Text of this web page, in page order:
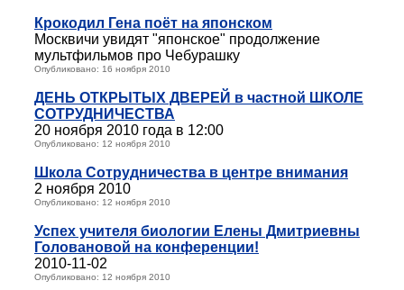
Крокодил Гена поёт на японском
Москвичи увидят "японское" продолжение
мультфильмов про Чебурашку
Опубликовано: 16 ноября 2010
ДЕНЬ ОТКРЫТЫХ ДВЕРЕЙ в частной ШКОЛЕ
СОТРУДНИЧЕСТВА
20 ноября 2010 года в 12:00
Опубликовано: 12 ноября 2010
Школа Сотрудничества в центре внимания
2 ноября 2010
Опубликовано: 12 ноября 2010
Успех учителя биологии Елены Дмитриевны
Головановой на конференции!
2010-11-02
Опубликовано: 12 ноября 2010